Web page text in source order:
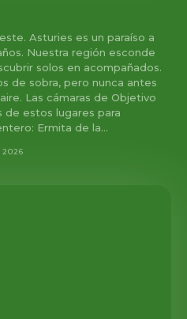
Asturies es un paraíso a
Nuestra región esconde
solos en acompañados.
de sobra, pero nunca antes
Las cámaras de Objetivo
de estos lugares para
Ermita de la...
2026